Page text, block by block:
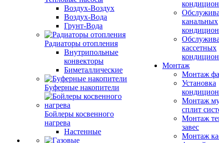
Воздух-Воздух
Воздух-Вода
Грунт-Вода
Радиаторы отопления
Внутрипольные
конвекторы
Биметаллические
Буферные накопители
Бойлеры косвенного
нагрева
Настенные
канальных
кассетных
Монтаж
Монтаж
Установка
Монтаж
сплит
Монтаж
завес
Монтаж